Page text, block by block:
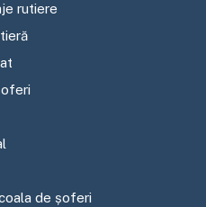
rutiere
de șoferi